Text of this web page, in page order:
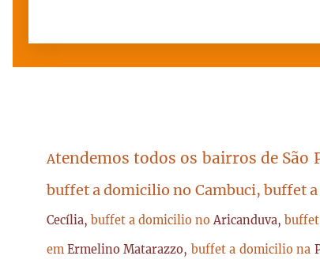
Atendemos todos os bairros de
buffet a domicilio no Cambuci, buffet
Cecília, buffet a domicilio noAricanduva,
em Ermelino Matarazzo, buffet a domicilio na